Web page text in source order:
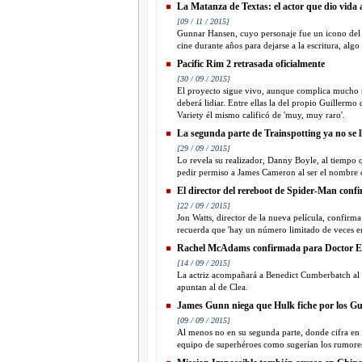
La Matanza de Textas: el actor que dio vida
[09 / 11 / 2015]
Gunnar Hansen, cuyo personaje fue un icono
cine durante años para dejarse a la escritura,
Pacific Rim 2 retrasada oficialmente
[30 / 09 / 2015]
El proyecto sigue vivo, aunque complica mucho
deberá lidiar. Entre ellas la del propio Guillermo
Variety él mismo calificó de 'muy, muy raro'.
La segunda parte de Trainspotting ya no se
[29 / 09 / 2015]
Lo revela su realizador, Danny Boyle, al tiempo
pedir permiso a James Cameron al ser el
El director del rereboot de Spider-Man
[22 / 09 / 2015]
Jon Watts, director de la nueva película,
recuerda que 'hay un número limitado de veces
Rachel McAdams confirmada para Doctor
[14 / 09 / 2015]
La actriz acompañará a Benedict Cumberbatch
apuntan al de Clea.
James Gunn niega que Hulk fiche por los
[09 / 09 / 2015]
Al menos no en su segunda parte, donde cifra
equipo de superhéroes como sugerían los